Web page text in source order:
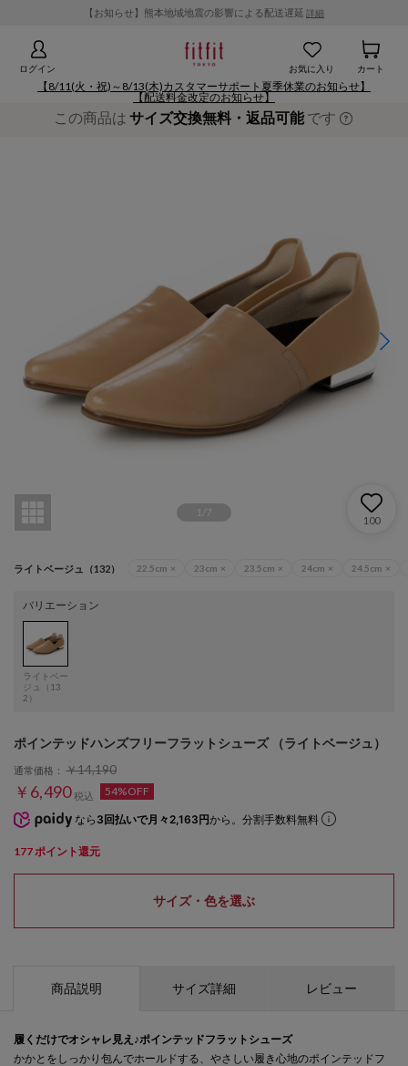
【お知らせ】熊本地域地震の影響による配送遅延 詳細
ログイン お気に入り カート
【8/11(火・祝)～8/13(木)カスタマーサポート夏季休業のお知らせ】
【配送料金改定のお知らせ】
この商品は サイズ交換無料・返品可能です
1 7
100
ライトベージュ（132） 22.5cm × 23cm × 23.5cm × 24cm × 24.5cm ×
バリエーション
ライトベー
ジュ（13
2）
ポインテッドハンズフリーフラットシューズ （ライトベージュ）
通常価格： ￥14,190
￥6,490税込 54%OFF
なら 3回払いで月々2,163円から。分割手数料無料
177 ポイント還元
サイズ・色を選ぶ
商品説明 サイズ詳細 レビュー
履くだけでオシャレ見え♪ポインテッドフラットシューズ
かかとをしっかり包んでホールドする、やさしい履き心地のポインテッドフ